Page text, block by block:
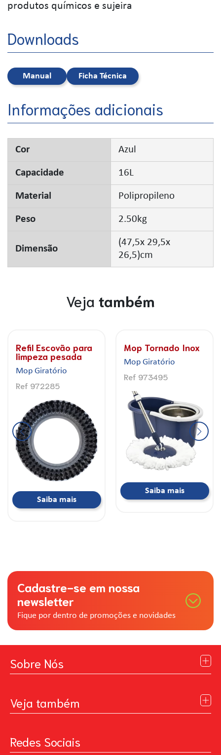
produtos químicos e sujeira
Downloads
Manual Ficha Técnica
Informações adicionais
Cor Azul
Capacidade 16L
Material Polipropileno
Peso 2.50kg
Dimensão
(47,5x 29,5x
26,5)cm
Veja também
Refil Escovão para
limpeza pesada
Mop Giratório
Ref 972285
Saiba mais
Mop Tornado Inox
Mop Giratório
Ref 973495
Saiba mais
Cadastre-se em nossa
newsletter
Fique por dentro de promoções e novidades
Sobre Nós
Contato
Trabalhe Conosco
Veja também
MasterChef
Redes Sociais